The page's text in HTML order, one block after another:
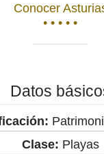
Conocer
• • • • •
Datos
Clase: Playas